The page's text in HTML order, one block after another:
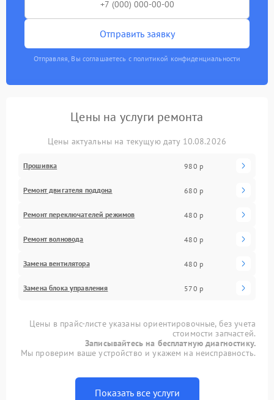
Отправить заявку
Отправляя, Вы соглашаетесь с политикой конфиденциальности
Цены на услуги ремонта
Цены актуальны на текущую дату 10.08.2026
Прошивка 980 р
Ремонт двигателя поддона 680 р
Ремонт переключателей режимов 480 р
Ремонт волновода 480 р
Замена вентилятора 480 р
Замена блока управления 570 р
Цены в прайс-листе указаны ориентировочные, без учета
стоимости запчастей.
Записывайтесь на бесплатную диагностику.
Мы проверим ваше устройство и укажем на неисправность.
Показать все услуги